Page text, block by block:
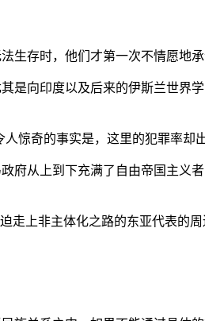
存时，他们才第一次不情愿地承
是向印度以及后来的伊斯兰世界
惊奇的事实是，这里的犯罪率却
府从上到下充满了自由帝国主义
走上非主体化之路的东亚代表的